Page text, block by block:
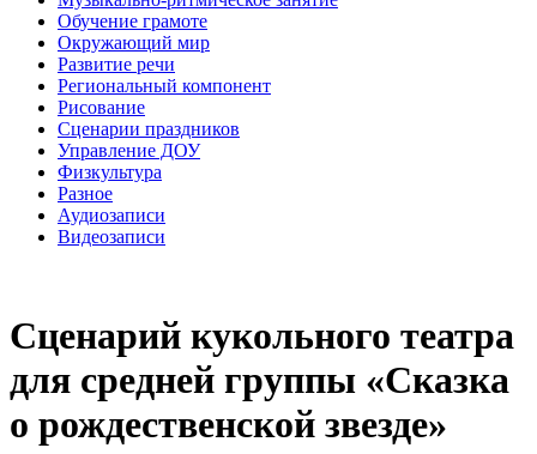
Обучение грамоте
Окружающий мир
Развитие речи
Региональный компонент
Рисование
Сценарии праздников
Управление ДОУ
Физкультура
Разное
Аудиозаписи
Видеозаписи
Сценарий кукольного театра
для средней группы «Сказка
о рождественской звезде»